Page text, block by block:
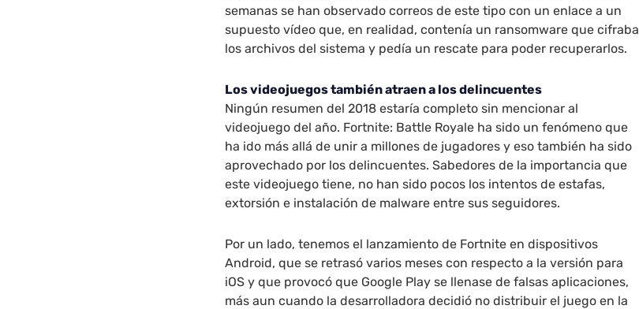
semanas se han observado correos de este tipo con un enlace a un
supuesto vídeo que, en realidad, contenía un ransomware que cifraba
los archivos del sistema y pedía un rescate para poder recuperarlos.
Los videojuegos también atraen a los delincuentes
Ningún resumen del 2018 estaría completo sin mencionar al
videojuego del año. Fortnite: Battle Royale ha sido un fenómeno que
ha ido más allá de unir a millones de jugadores y eso también ha sido
aprovechado por los delincuentes. Sabedores de la importancia que
este videojuego tiene, no han sido pocos los intentos de estafas,
extorsión e instalación de malware entre sus seguidores.
Por un lado, tenemos el lanzamiento de Fortnite en dispositivos
Android, que se retrasó varios meses con respecto a la versión para
iOS y que provocó que Google Play se llenase de falsas aplicaciones,
más aun cuando la desarrolladora decidió no distribuir el juego en la